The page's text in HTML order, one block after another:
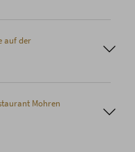
auf der
Mohren